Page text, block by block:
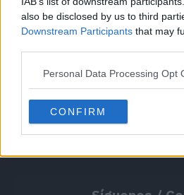
also be disclosed by us to third
Downstream Participants that may
Personal Data Processing Opt
CONFIRM